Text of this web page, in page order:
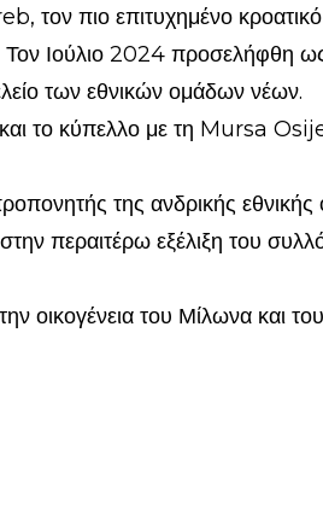
πιο επιτυχημένο κροατικό
Τον Ιούλιο 2024 προσελήφθη
των εθνικών ομάδων νέων.
το κύπελλο με τη Mursa
της ανδρικής εθνικής
περαιτέρω εξέλιξη του
οικογένεια του Μίλωνα και του